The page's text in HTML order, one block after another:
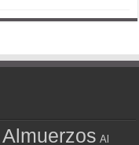
Almuerzos Al